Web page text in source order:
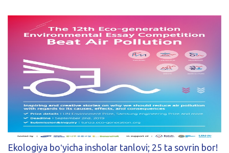
Ekologiya boʻyicha insholar tanlovi; 25 ta sovrin bor!